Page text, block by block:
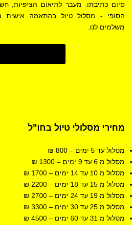
סיום כתיבתו. מעבר לתיאום הציפיות,
הסופי - מסלול טיול בהתאמה אישית
משלמים לנו.
מחירי מסלולי טיול בחו"ל
מסלול עד 5 ימים – 800 ₪
מסלול מ 6 עד 9 ימים – 1300 ₪
מסלול מ 10 עד 14 ימים – 1700 ₪
מסלול מ 15 עד 18
ימים – 2200 ₪
מסלול מ 19 עד 24 ימים – 2700 ₪
מסלול מ 25 עד 30
ימים – 3300 ₪
מסלול מ 31 עד 60
ימים – 4500 ₪